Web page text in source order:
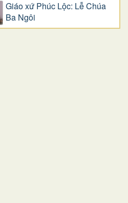
Giáo xứ Phúc Lộc: Lễ Chúa
Ba Ngôi